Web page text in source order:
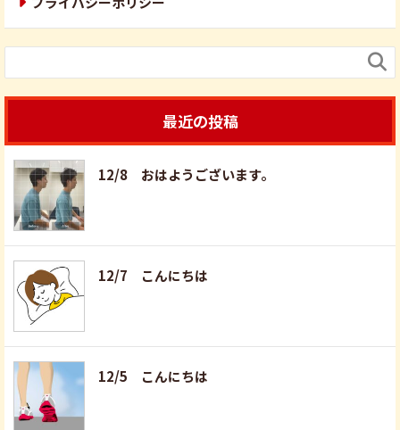

最近の投稿
12/8 おはようございます。
12/7 こんにちは
12/5 こんにちは